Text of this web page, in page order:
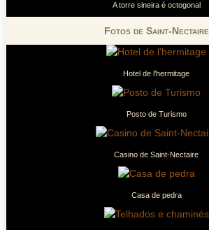
A torre sineira é octogonal
Fotos de Saint-Nectaire
Hotel de l’hermitage
Posto de Turismo
Casino de Saint-Nectaire
Casa de pedra